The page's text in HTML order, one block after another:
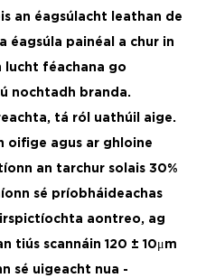
an éagsúlacht leathan de
éagsúla painéal a chur in
lucht féachana go
nochtadh branda.
tá ról uathúil aige.
oifige agus ar ghloine
an tarchur solais 30%
sé príobháideachas
aontreo, ag
tiús scannáin 120 ± 10μm
sé uigeacht nua -